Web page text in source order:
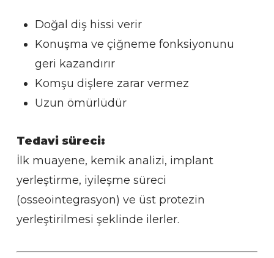
Doğal diş hissi verir
Konuşma ve çiğneme fonksiyonunu
geri kazandırır
Komşu dişlere zarar vermez
Uzun ömürlüdür
Tedavi süreci:
İlk muayene, kemik analizi, implant
yerleştirme, iyileşme süreci
(osseointegrasyon) ve üst protezin
yerleştirilmesi şeklinde ilerler.